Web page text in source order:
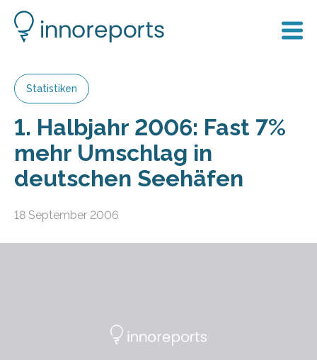
Statistiken
1. Halbjahr 2006: Fast 7%
mehr Umschlag in
deutschen Seehäfen
18 September 2006